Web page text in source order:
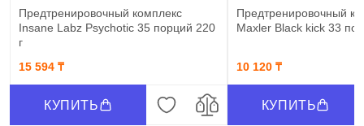
Предтренировочный комплекс
Insane Labz Psychotic 35 порций 220
г
15 594 ₸
КУПИТЬ
Предтренировочный
Maxler Black kick 33
10 120 ₸
КУПИТЬ